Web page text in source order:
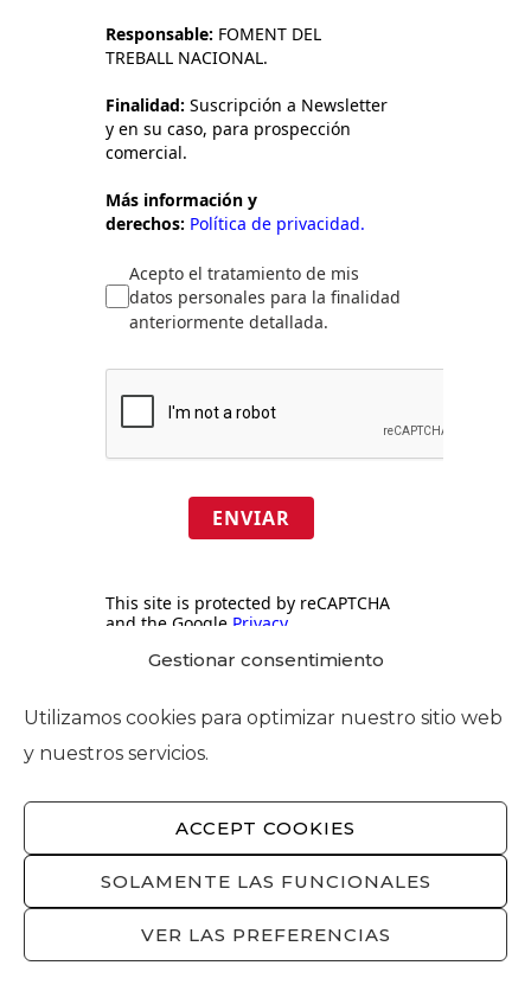
Gestionar consentimiento
Utilizamos cookies para optimizar nuestro sitio web
y nuestros servicios.
ACCEPT COOKIES
SOLAMENTE LAS FUNCIONALES
VER LAS PREFERENCIAS
Responsable: FOMENT DEL
TREBALL NACIONAL.
Finalidad: Suscripción a Newsletter
y en su caso, para prospección
comercial.
Más información y
derechos: Política de privacidad.
Acepto el tratamiento de mis
datos personales para la finalidad
anteriormente detallada.
ENVIAR
This site is protected by reCAPTCHA
and the Google Privacy
Foment del Treball urge al Gobierno